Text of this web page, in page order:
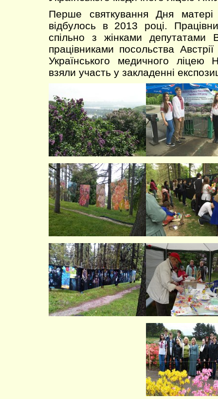
Перше святкування Дня
відбулось в 2013 році.
спільно з жінками депутатами
працівниками посольства
Українського медичного
взяли участь у закладенні